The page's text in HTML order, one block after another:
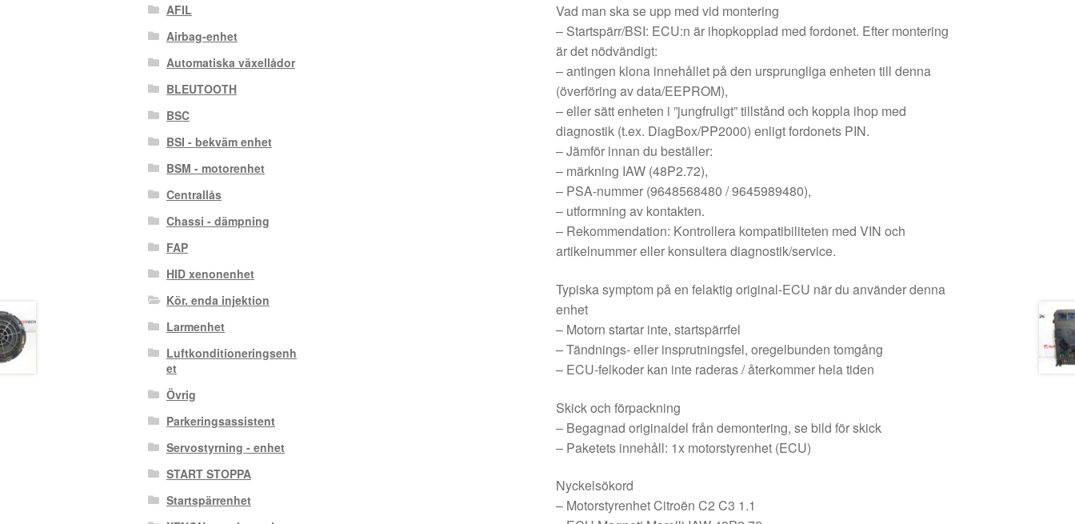
Vad man ska se upp med vid montering
– Startspärr/BSI: ECU:n är ihopkopplad med fordonet. Efter montering
är det nödvändigt:
– antingen klona innehållet på den ursprungliga enheten till denna
(överföring av data/EEPROM),
– eller sätt enheten i ”jungfruligt” tillstånd och koppla ihop med
diagnostik (t.ex. DiagBox/PP2000) enligt fordonets PIN.
– Jämför innan du beställer:
– märkning IAW (48P2.72),
– PSA-nummer (9648568480 / 9645989480),
– utformning av kontakten.
– Rekommendation: Kontrollera kompatibiliteten med VIN och
artikelnummer eller konsultera diagnostik/service.
Typiska symptom på en felaktig original-ECU när du använder denna
enhet
– Motorn startar inte, startspärrfel
– Tändnings- eller insprutningsfel, oregelbunden tomgång
– ECU-felkoder kan inte raderas / återkommer hela tiden
Skick och förpackning
– Begagnad originaldel från demontering, se bild för skick
– Paketets innehåll: 1x motorstyrenhet (ECU)
Nyckelsökord
– Motorstyrenhet Citroën C2 C3 1.1
AFIL
Airbag-enhet
Automatiska växellådor
BLEUTOOTH
BSC
BSI - bekväm enhet
BSM - motorenhet
Centrallås
Chassi - dämpning
FAP
HID xenonenhet
Kör. enda injektion
Larmenhet
Luftkonditioneringsenh
et
Övrig
Parkeringsassistent
Servostyrning - enhet
START STOPPA
Startspärrenhet